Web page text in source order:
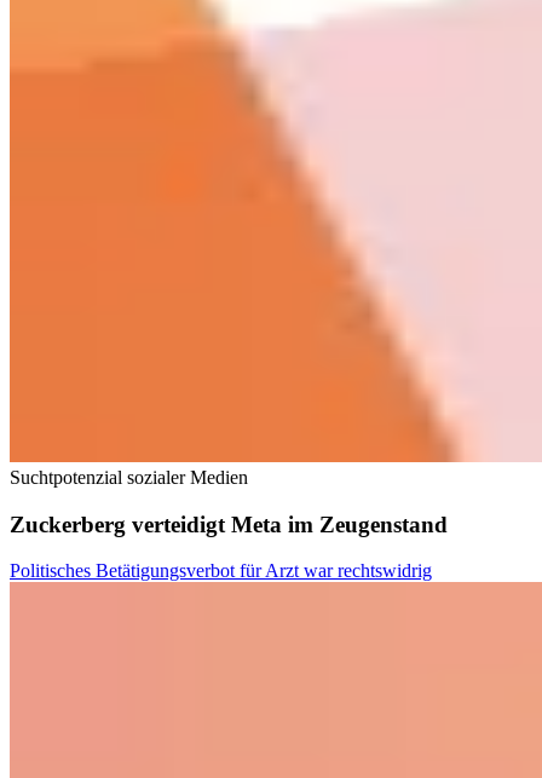
Suchtpotenzial sozialer Medien
Zuckerberg verteidigt Meta im Zeugenstand
Politisches Betätigungsverbot für Arzt war rechtswidrig